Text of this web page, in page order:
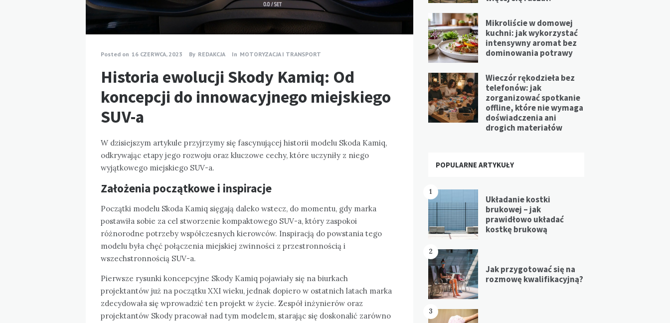
Posted on 16 CZERWCA, 2023 By REDAKCJA In MOTORYZACJA I TRANSPORT
Historia ewolucji Skody Kamiq: Od
koncepcji do innowacyjnego miejskiego
SUV-a
W dzisiejszym artykule przyjrzymy się fascynującej historii modelu Skoda Kamiq,
odkrywając etapy jego rozwoju oraz kluczowe cechy, które uczyniły z niego
wyjątkowego miejskiego SUV-a.
Założenia początkowe i inspiracje
Początki modelu Skoda Kamiq sięgają daleko wstecz, do momentu, gdy marka
postawiła sobie za cel stworzenie kompaktowego SUV-a, który zaspokoi
różnorodne potrzeby współczesnych kierowców. Inspiracją do powstania tego
modelu była chęć połączenia miejskiej zwinności z przestronnością i
wszechstronnością SUV-a.
Pierwsze rysunki koncepcyjne Skody Kamiq pojawiały się na biurkach
projektantów już na początku XXI wieku, jednak dopiero w ostatnich latach marka
zdecydowała się wprowadzić ten projekt w życie. Zespół inżynierów oraz
projektantów Skody pracował nad tym modelem, starając się doskonalić zarówno
Mikroliście w domowej
kuchni: jak wykorzystać
intensywny aromat bez
dominowania potrawy
Wieczór rękodzieła bez
telefonów: jak
zorganizować spotkanie
offline, które nie wymaga
doświadczenia ani
drogich materiałów
POPULARNE ARTYKUŁY
1
Układanie kostki
brukowej – jak
prawidłowo układać
kostkę brukową
2
Jak przygotować się na
rozmowę kwalifikacyjną?
3